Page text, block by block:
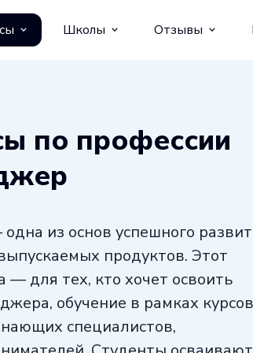
Школы Отзывы
по профессии
из основ успешного
продуктов. Этот
— для тех, кто хочет освоить
обучение в рамках курсов
специалистов,